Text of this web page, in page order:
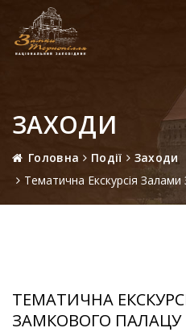
ЗАХОДИ
Головна Події
Заходи
Тематична Екскурсія
ТЕМАТИЧНА
ЗАМКОВОГО ПАЛАЦУ